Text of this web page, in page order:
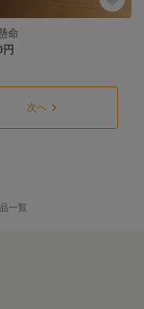
命
円
次へ
一覧